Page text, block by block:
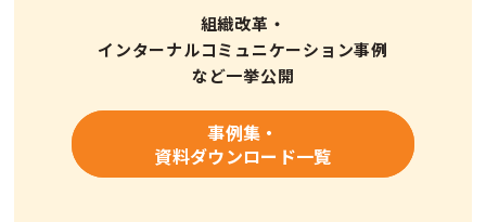
組織改革・
インターナルコミュニケーション事例
など一挙公開
事例集・
資料ダウンロード一覧